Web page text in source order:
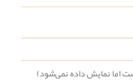
اما نمایش داده نمی‌شود)